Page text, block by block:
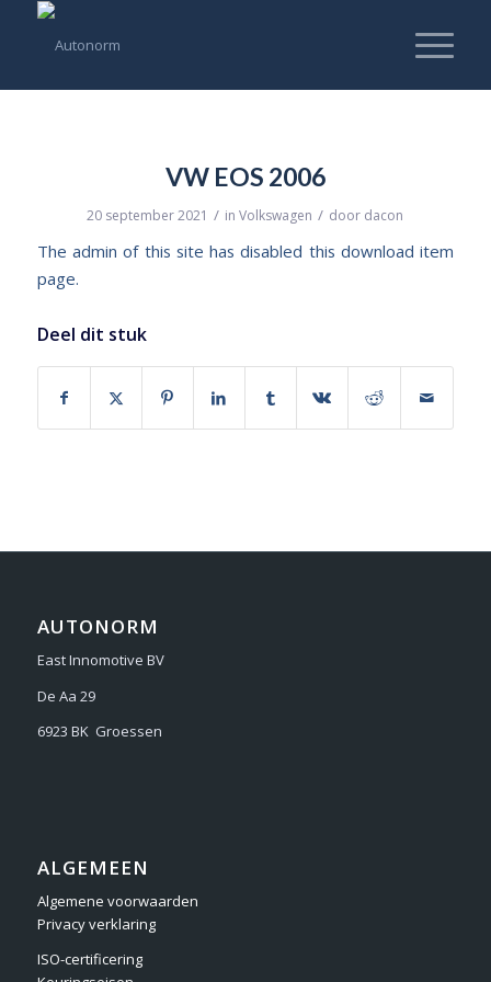
VW EOS 2006
20 september 2021 / inVolkswagen / door dacon
The admin of this site has disabled this download item
page.
Deel dit stuk
AUTONORM
East Innomotive BV
De Aa 29
6923 BK Groessen
ALGEMEEN
Algemene voorwaarden
Privacy verklaring
ISO-certificering